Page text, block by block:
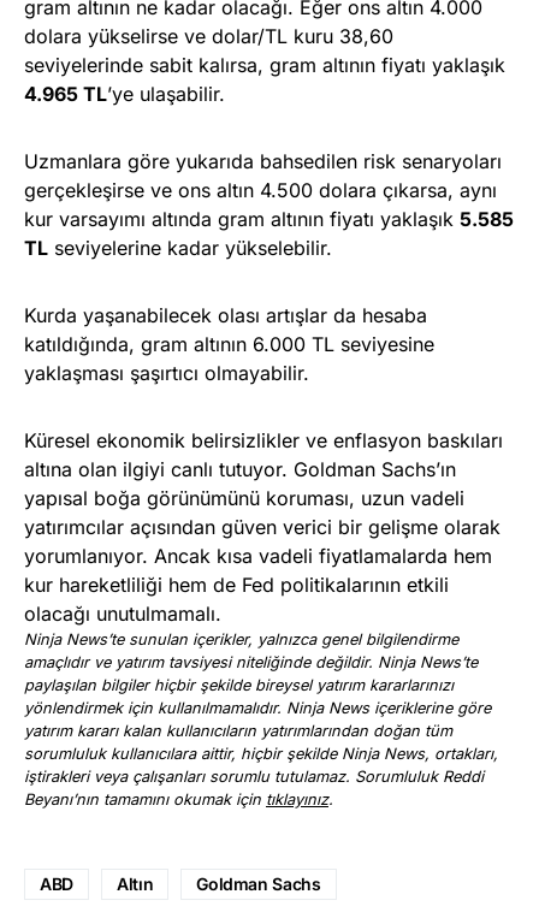
gram altının ne kadar olacağı. Eğer ons altın 4.000
dolara yükselirse ve dolar/TL kuru 38,60
seviyelerinde sabit kalırsa, gram altının fiyatı yaklaşık
4.965 TL’ye ulaşabilir.
Uzmanlara göre yukarıda bahsedilen risk senaryoları
gerçekleşirse ve ons altın 4.500 dolara çıkarsa, aynı
kur varsayımı altında gram altının fiyatı yaklaşık 5.585
TL seviyelerine kadar yükselebilir.
Kurda yaşanabilecek olası artışlar da hesaba
katıldığında, gram altının 6.000 TL seviyesine
yaklaşması şaşırtıcı olmayabilir.
Küresel ekonomik belirsizlikler ve enflasyon baskıları
altına olan ilgiyi canlı tutuyor. Goldman Sachs’ın
yapısal boğa görünümünü koruması, uzun vadeli
yatırımcılar açısından güven verici bir gelişme olarak
yorumlanıyor. Ancak kısa vadeli fiyatlamalarda hem
kur hareketliliği hem de Fed politikalarının etkili
olacağı unutulmamalı.
Ninja News’te sunulan içerikler, yalnızca genel bilgilendirme
amaçlıdır ve yatırım tavsiyesi niteliğinde değildir. Ninja News’te
paylaşılan bilgiler hiçbir şekilde bireysel yatırım kararlarınızı
yönlendirmek için kullanılmamalıdır. Ninja News içeriklerine göre
yatırım kararı kalan kullanıcıların yatırımlarından doğan tüm
sorumluluk kullanıcılara aittir, hiçbir şekilde Ninja News, ortakları,
iştirakleri veya çalışanları sorumlu tutulamaz. Sorumluluk Reddi
Beyanı’nın tamamını okumak için tıklayınız.
ABD Altın Goldman Sachs